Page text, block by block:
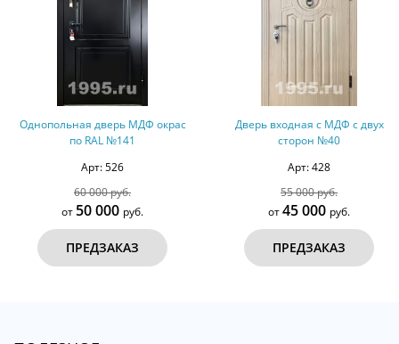
Однопольная дверь МДФ окрас
по RAL №141
Арт: 526
60 000 руб.
от 50 000 руб.
ПРЕДЗАКАЗ
Дверь входная с МДФ с двух
сторон №40
Арт: 428
55 000 руб.
от45 000 руб.
ПРЕДЗАКАЗ